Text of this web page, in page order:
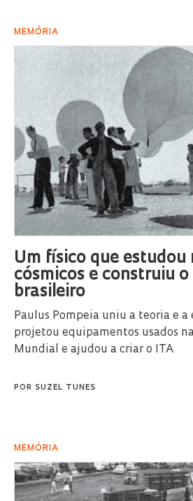
MEMÓRIA
Um físico que estudou
cósmicos e construiu o
brasileiro
Paulus Pompeia uniu a teoria e a
projetou equipamentos usados
Mundial e ajudou a criar o ITA
POR SUZEL TUNES
MEMÓRIA